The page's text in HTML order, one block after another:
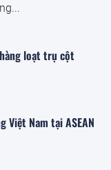
loạt trụ cột
Việt Nam tại ASEAN